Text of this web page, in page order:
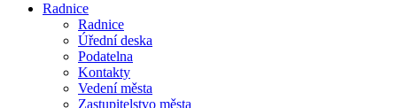
Radnice
Radnice
Úřední deska
Podatelna
Kontakty
Vedení města
Zastupitelstvo města